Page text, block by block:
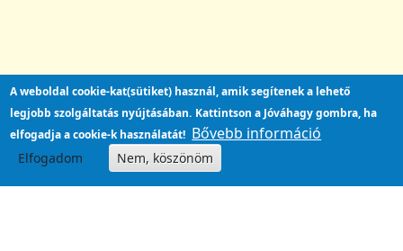
A weboldal cookie-kat(sütiket) használ, amik segítenek a lehető
legjobb szolgáltatás nyújtásában. Kattintson a Jóváhagy gombra, ha
elfogadja a cookie-k használatát! Bővebb információ
Elfogadom Nem, köszönöm